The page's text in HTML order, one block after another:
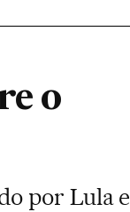
o
por Lula e